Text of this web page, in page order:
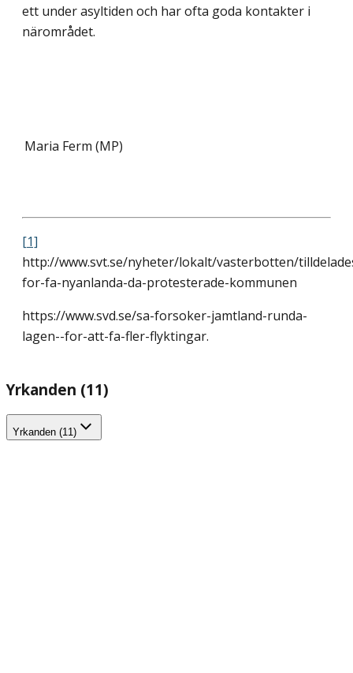
ett under asyltiden och har ofta goda kontakter i
närområdet.
Maria Ferm (MP)
[1]
http://www.svt.se/nyheter/lokalt/vasterbotten/
for-fa-nyanlanda-da-protesterade-kommunen
https://www.svd.se/sa-forsoker-jamtland-runda-
lagen--for-att-fa-fler-flyktingar.
Yrkanden (11)
Yrkanden (11)